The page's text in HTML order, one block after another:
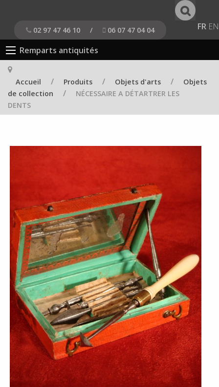
02 97 47 46 10 / 06 07 47 04 04 FR EN
Remparts antiquités
Accueil / Produits / Objets d'arts /
Objets
de collection
/
NÉCESSAIRE A DÉTARTRER LES
DENTS